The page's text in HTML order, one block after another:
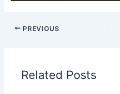
PREVIOUS
Related Posts